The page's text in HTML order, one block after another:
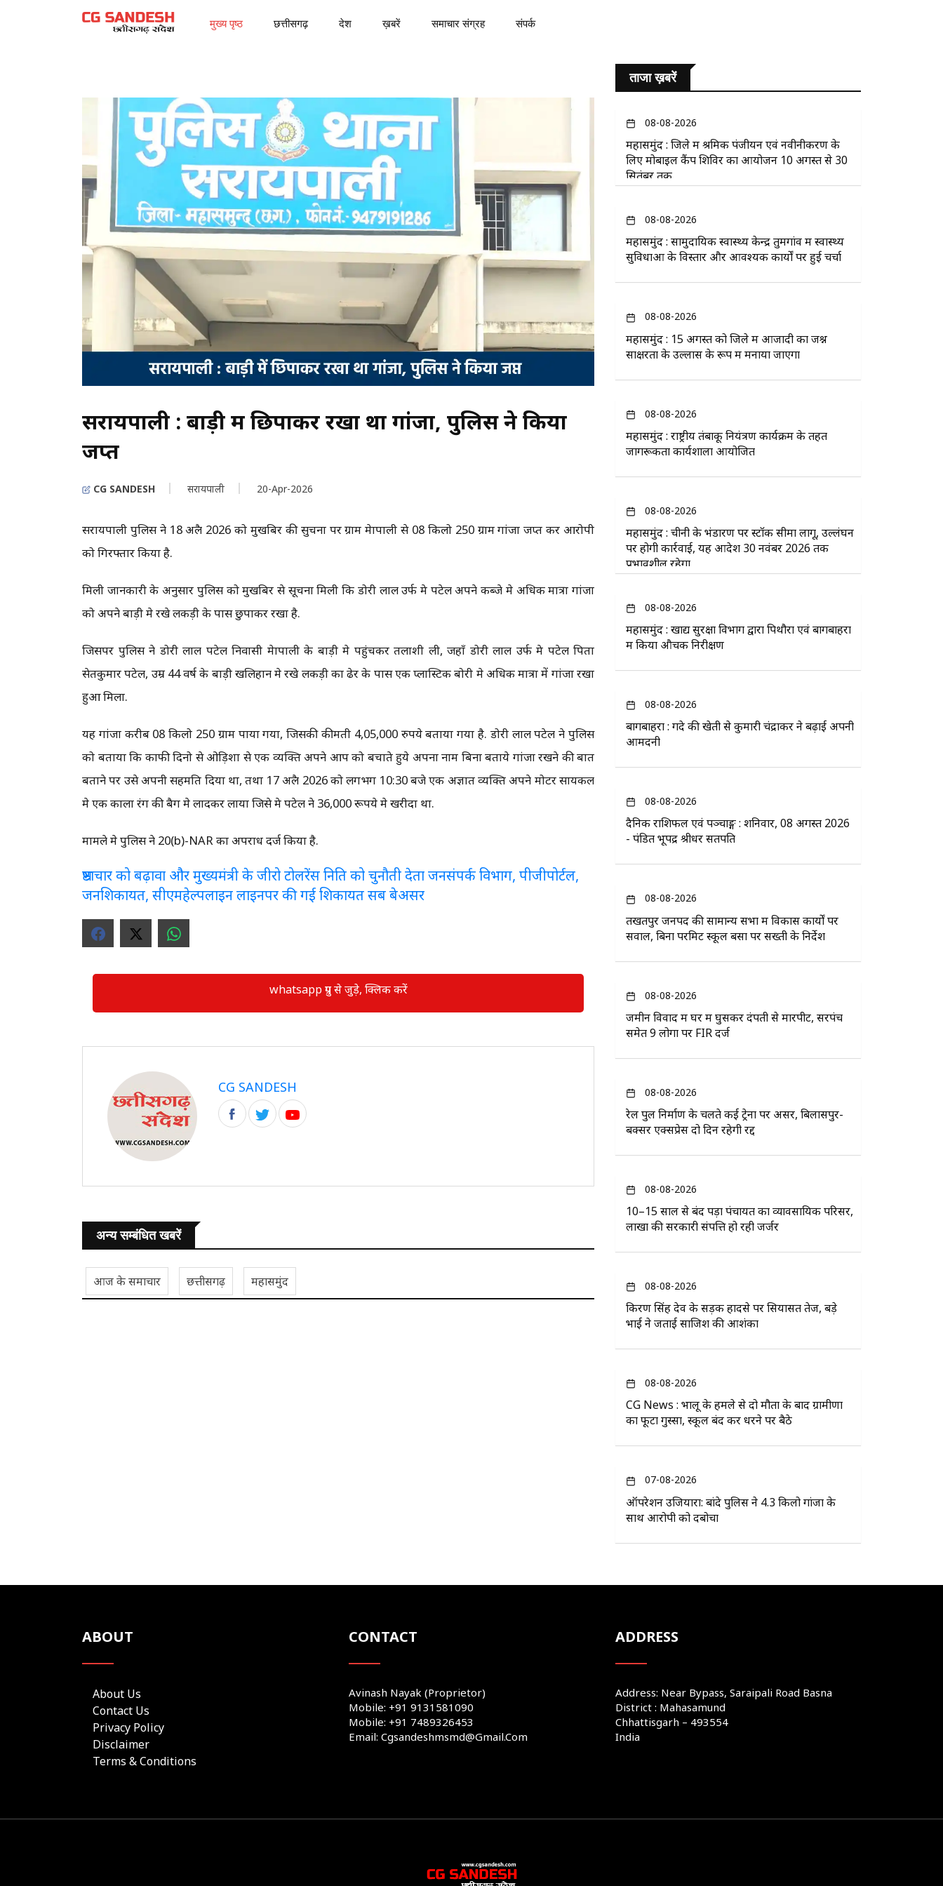
मुख्य पृष्ठ छत्तीसगढ़ देश ख़बरें समाचार संग्रह संपर्क
सरायपाली : बाड़ी में छिपाकर रखा था गांजा, पुलिस ने किया
जप्त
CG SANDESH सरायपाली 20-Apr-2026
सरायपाली पुलिस ने 18 अप्रैल 2026 को मुखबिर की सुचना पर ग्राम मेापाली से 08 किलो 250 ग्राम गांजा जप्त कर आरोपी
को गिरफ्तार किया है.
मिली जानकारी के अनुसार पुलिस को मुखबिर से सूचना मिली कि डोरी लाल उर्फ प्रेम पटेल अपने कब्जे मे अधिक मात्रा गांजा
को अपने बाड़ी मे रखे लकड़ी के पास छुपाकर रखा है.
जिसपर पुलिस ने डोरी लाल पटेल निवासी मेापाली के बाड़ी मे पहुंचकर तलाशी ली, जहाँ डोरी लाल उर्फ प्रेम पटेल पिता
सेतकुमार पटेल, उम्र 44 वर्ष के बाड़ी खलिहान मे रखे लकड़ी का ढेर के पास एक प्लास्टिक बोरी मे अधिक मात्रा में गांजा रखा
हुआ मिला.
यह गांजा करीब 08 किलो 250 ग्राम पाया गया, जिसकी कीमती 4,05,000 रुपये बताया गया है. डोरी लाल पटेल ने पुलिस
को बताया कि काफी दिनो से ओड़िशा से एक व्यक्ति अपने आप को बचाते हुये अपना नाम बिना बताये गांजा रखने की बात
बताने पर उसे अपनी सहमति दिया था, तथा 17 अप्रैल 2026 को लगभग 10:30 बजे एक अज्ञात व्यक्ति अपने मोटर सायकल
मे एक काला रंग की बैग मे लादकर लाया जिसे प्रेम पटेल ने 36,000 रूपये मे खरीदा था.
मामले मे पुलिस ने 20(b)-NAR का अपराध दर्ज किया है.
भ्रष्टाचार को बढ़ावा और मुख्यमंत्री के जीरो टोलरेंस निति को चुनौती देता जनसंपर्क विभाग, पीजीपोर्टल,
जनशिकायत, सीएमहेल्पलाइन लाइनपर की गई शिकायत सब बेअसर
whatsapp ग्रुप से जुड़े, क्लिक करें
CG SANDESH
अन्य सम्बंधित खबरें
आज के समाचार छत्तीसगढ़ महासमुंद
ताजा ख़बरें
08-08-2026
महासमुंद : जिले में श्रमिक पंजीयन एवं नवीनीकरण के
लिए मोबाइल कैंप शिविर का आयोजन 10 अगस्त से 30
सितंबर तक
08-08-2026
महासमुंद : सामुदायिक स्वास्थ्य केन्द्र तुमगांव में स्वास्थ्य
सुविधाओं के विस्तार और आवश्यक कार्यों पर हुई चर्चा
08-08-2026
महासमुंद : 15 अगस्त को जिले में आजादी का जश्न
साक्षरता के उल्लास के रूप में मनाया जाएगा
08-08-2026
महासमुंद : राष्ट्रीय तंबाकू नियंत्रण कार्यक्रम के तहत
जागरूकता कार्यशाला आयोजित
08-08-2026
महासमुंद : चीनी के भंडारण पर स्टॉक सीमा लागू, उल्लंघन
पर होगी कार्रवाई, यह आदेश 30 नवंबर 2026 तक
प्रभावशील रहेगा
08-08-2026
महासमुंद : खाद्य सुरक्षा विभाग द्वारा पिथौरा एवं बागबाहरा
में किया औचक निरीक्षण
08-08-2026
बागबाहरा : गेंदे की खेती से कुमारी चंद्राकर ने बढ़ाई अपनी
आमदनी
08-08-2026
दैनिक राशिफल एवं पञ्चाङ्ग : शनिवार, 08 अगस्त 2026
- पंडित भूपेंद्र श्रीधर सतपति
08-08-2026
तखतपुर जनपद की सामान्य सभा में विकास कार्यों पर
सवाल, बिना परमिट स्कूल बसों पर सख्ती के निर्देश
08-08-2026
जमीन विवाद में घर में घुसकर दंपती से मारपीट, सरपंच
समेत 9 लोगों पर FIR दर्ज
08-08-2026
रेल पुल निर्माण के चलते कई ट्रेनों पर असर, बिलासपुर-
बक्सर एक्सप्रेस दो दिन रहेगी रद्द
08-08-2026
10–15 साल से बंद पड़ा पंचायत का व्यावसायिक परिसर,
लाखों की सरकारी संपत्ति हो रही जर्जर
08-08-2026
किरण सिंह देव के सड़क हादसे पर सियासत तेज, बड़े
भाई ने जताई साजिश की आशंका
08-08-2026
CG News : भालू के हमले से दो मौतों के बाद ग्रामीणों
का फूटा गुस्सा, स्कूल बंद कर धरने पर बैठे
07-08-2026
ऑपरेशन उजियारा: बांदे पुलिस ने 4.3 किलो गांजा के
साथ आरोपी को दबोचा
ABOUT
About Us
Contact Us
Privacy Policy
Disclaimer
Terms & Conditions
CONTACT
Avinash Nayak (Proprietor)
Mobile: +91 9131581090
Mobile: +91 7489326453
Email: Cgsandeshmsmd@gmail.com
ADDRESS
Address: Near Bypass, Saraipali Road Basna
District : Mahasamund
Chhattisgarh – 493554
India